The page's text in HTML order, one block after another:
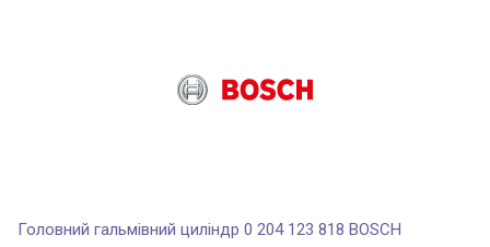
Головний гальмівний циліндр 0 204 123 818 BOSCH